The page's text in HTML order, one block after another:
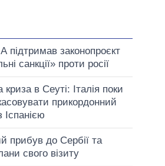
підтримав законопроєкт
санкції» проти росії
криза в Сеуті: Італія поки
прикордонний
Іспанією
прибув до Сербії та
свого візиту